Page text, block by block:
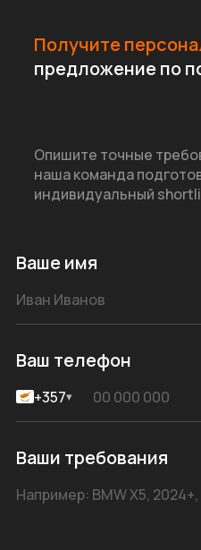
Ваше имя
Ваш телефон
+357▾
Ваши требования
Получите
предложение по
Опишите точные
наша команда
индивидуальный